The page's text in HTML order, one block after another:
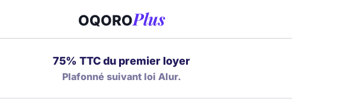
OQOROPlus
75% TTC du premier loyer
Plafonné suivant loi Alur.